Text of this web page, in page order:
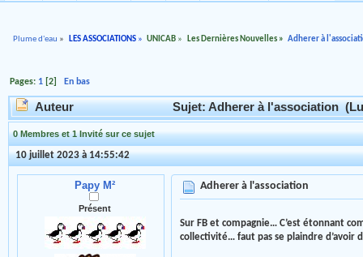
Plume d'eau » LES ASSOCIATIONS» UNICAB » Les Dernières Nouvelles» Adherer à
Pages: 1 [2]En bas
Auteur Sujet: Adherer à l'association
0 Membres et 1 Invité sur ce sujet
10 juillet 2023 à 14:55:42
Papy M²
Présent
Adherer à l'association
Sur FB et compagnie… C’est étonnant
collectivité… faut pas se plaindre d’avoir